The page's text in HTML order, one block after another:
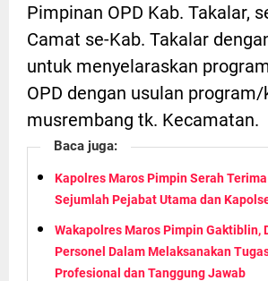
Pimpinan OPD Kab. Takalar,
Camat se-Kab. Takalar
untuk menyelaraskan
OPD dengan usulan
musrembang tk. Kecamatan.
Baca juga:
Kapolres Maros Pimpin Serah
Sejumlah Pejabat Utama dan
Wakapolres Maros Pimpin Gaktiblin,
Personel Dalam Melaksanakan
Profesional dan Tanggung Jawab